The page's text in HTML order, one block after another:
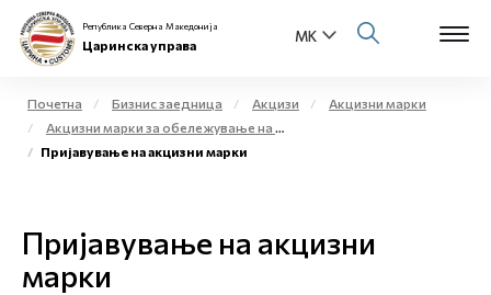
За нас
Бизнис заедница
Република Северна Македонија
Царинска управа
Почетна Бизнис заедница Акцизи
Акцизни марки
Акцизни марки за обележување на жестоки алкохолни производи и меѓупроизводи
Пријавување на акцизни марки
Пријавување на акцизни
марки